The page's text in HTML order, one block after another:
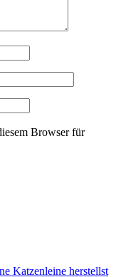
Browser für
Katzenleine herstellst